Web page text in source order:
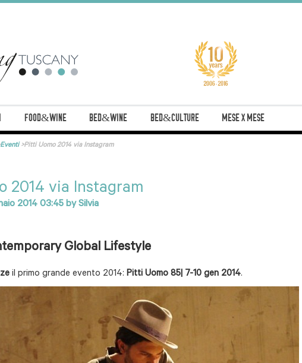
FOOD&WINE BED&WINE BED&CULTURE MESE X MESE
Eventi>Pitti Uomo 2014 via Instagram
2014 via Instagram
2014 03:45bySilvia
Global Lifestyle
il primo grande evento 2014:Pitti Uomo 85| 7-10 gen 2014.